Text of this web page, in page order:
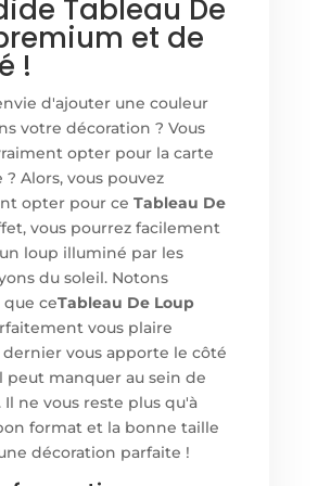
Tableau De
et de
!
d'ajouter une couleur
votre décoration ? Vous
opter pour la carte
Alors, vous pouvez
opter pour ce Tableau De
vous pourrez facilement
loup illuminé par les
du soleil. Notons
ceTableau De Loup
vous plaire
dernier vous apporte le côté
peut manquer au sein de
ne vous reste plus qu'à
format et la bonne taille
décoration parfaite !